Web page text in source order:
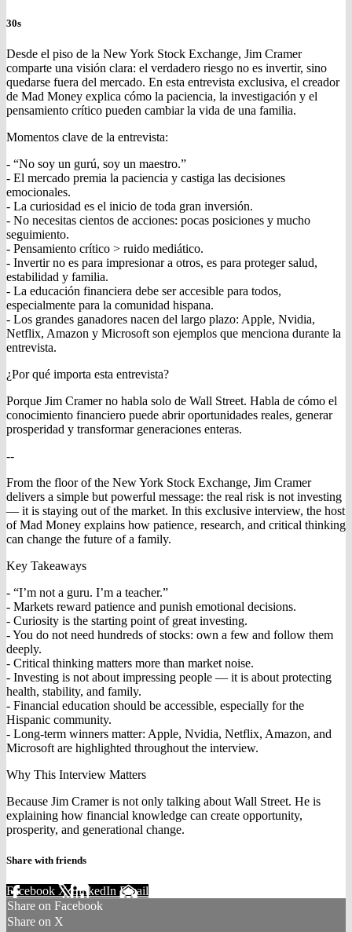
30s
Desde el piso de la New York Stock Exchange, Jim Cramer
comparte una visión clara: el verdadero riesgo no es invertir, sino
quedarse fuera del mercado. En esta entrevista exclusiva, el creador
de Mad Money explica cómo la paciencia, la investigación y el
pensamiento crítico pueden cambiar la vida de una familia.
Momentos clave de la entrevista:
- “No soy un gurú, soy un maestro.”
- El mercado premia la paciencia y castiga las decisiones
emocionales.
- La curiosidad es el inicio de toda gran inversión.
- No necesitas cientos de acciones: pocas posiciones y mucho
seguimiento.
- Pensamiento crítico > ruido mediático.
- Invertir no es para impresionar a otros, es para proteger salud,
estabilidad y familia.
- La educación financiera debe ser accesible para todos,
especialmente para la comunidad hispana.
- Los grandes ganadores nacen del largo plazo: Apple, Nvidia,
Netflix, Amazon y Microsoft son ejemplos que menciona durante la
entrevista.
¿Por qué importa esta entrevista?
Porque Jim Cramer no habla solo de Wall Street. Habla de cómo el
conocimiento financiero puede abrir oportunidades reales, generar
prosperidad y transformar generaciones enteras.
--
From the floor of the New York Stock Exchange, Jim Cramer
delivers a simple but powerful message: the real risk is not investing
— it is staying out of the market. In this exclusive interview, the host
of Mad Money explains how patience, research, and critical thinking
can change the future of a family.
Key Takeaways
- “I’m not a guru. I’m a teacher.”
- Markets reward patience and punish emotional decisions.
- Curiosity is the starting point of great investing.
- You do not need hundreds of stocks: own a few and follow them
deeply.
- Critical thinking matters more than market noise.
- Investing is not about impressing people — it is about protecting
health, stability, and family.
- Financial education should be accessible, especially for the
Hispanic community.
- Long-term winners matter: Apple, Nvidia, Netflix, Amazon, and
Microsoft are highlighted throughout the interview.
Why This Interview Matters
Because Jim Cramer is not only talking about Wall Street. He is
explaining how financial knowledge can create opportunity,
prosperity, and generational change.
Share with friends
Facebook XLinkedIn Email
Share on Facebook
Share on X